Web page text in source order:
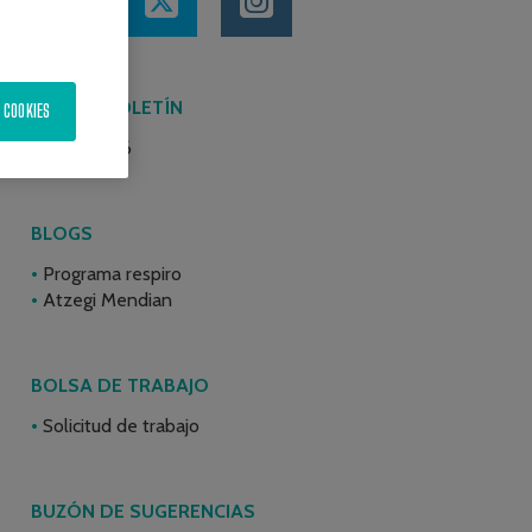
ÚLTIMO BOLETÍN
Junio 2026
BLOGS
Programa respiro
Atzegi Mendian
BOLSA DE TRABAJO
Solicitud de trabajo
BUZÓN DE SUGERENCIAS